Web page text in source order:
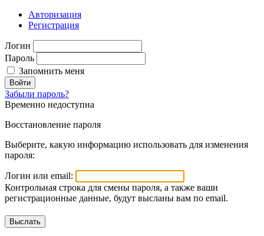
Авторизация
Регистрация
Логин
Пароль
Запомнить меня
Войти
Забыли пароль?
Временно недоступна
Восстановление пароля
Выберите, какую информацию использовать для изменения
пароля:
Логин или email:
Контрольная строка для смены пароля, а также ваши
регистрационные данные, будут высланы вам по email.